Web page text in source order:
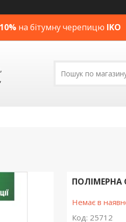
на бітумну черепицю IKO
ПОЛІМЕРНА
Немає в
Код: 25712